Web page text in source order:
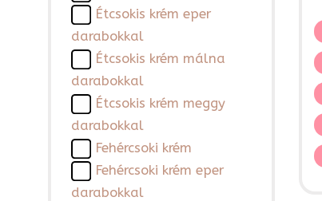
Étcsokis krém eper
darabokkal
Étcsokis krém málna
darabokkal
Étcsokis krém meggy
darabokkal
Fehércsoki krém
Fehércsoki krém eper
darabokkal